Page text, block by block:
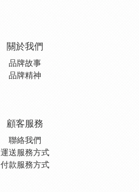
關於我們
品牌故事
品牌精神
顧客服務
聯絡我們
運送服務方式
付款服務方式